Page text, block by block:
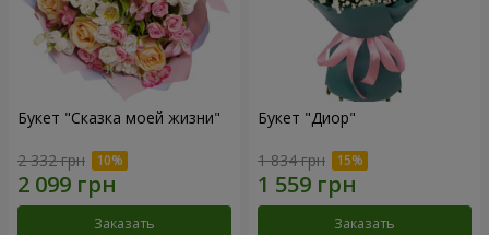
Букет "Сказка моей жизни"
2 332 грн
Заказать
Букет "Диор"
1 834 грн
Заказать